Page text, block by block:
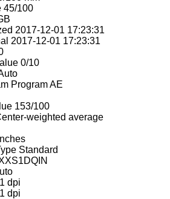
45/100
2017-12-01 17:23:31
2017-12-01 17:23:31
0/10
Program AE
153/100
weighted average
Standard
dpi
dpi